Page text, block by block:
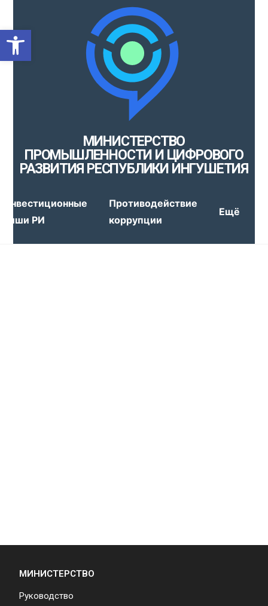
Открыть панель
МИНИСТЕРСТВО
ПРОМЫШЛЕННОСТИ И ЦИФРОВОГО
РАЗВИТИЯ РЕСПУБЛИКИ ИНГУШЕТИЯ
Инвестиционные
ниши РИ
Противодействие
коррупции
Ещё
МИНИСТЕРСТВО
Руководство